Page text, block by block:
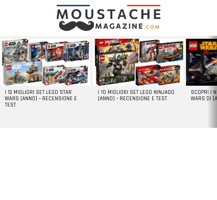
LATEST
STORIES
I 13 MIGLIORI SET LEGO STAR
WARS [ANNO] – RECENSIONE E
TEST
I 10 MIGLIORI SET LEGO NINJAGO
[ANNO] – RECENSIONE E TEST
SCOPRI I
WARS DI